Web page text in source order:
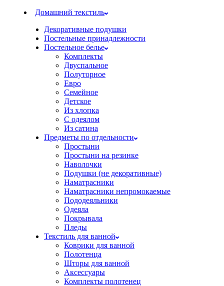
Домашний текстиль
Декоративные подушки
Постельные принадлежности
Постельное белье
Комплекты
Двуспальное
Полуторное
Евро
Семейное
Детское
Из хлопка
С одеялом
Из сатина
Предметы по отдельности
Простыни
Простыни на резинке
Наволочки
Подушки (не декоративные)
Наматрасники
Наматрасники непромокаемые
Пододеяльники
Одеяла
Покрывала
Пледы
Текстиль для ванной
Коврики для ванной
Полотенца
Шторы для ванной
Аксессуары
Комплекты полотенец